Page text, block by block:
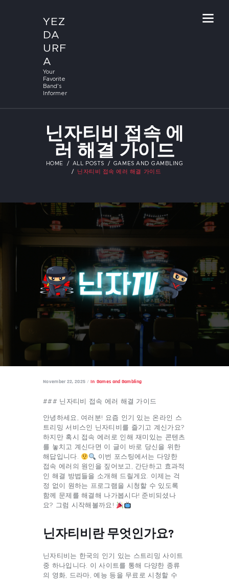
YEZ
DA
URF
A
Your
Favorite
Band's
Informer
닌자티비 접속 에
러 해결 가이드
HOME ALL POSTS
GAMES AND GAMBLING
닌자티비 접속 에러 해결 가이드
November 22, 2025 In Games and Gambling
### 닌자티비 접속 에러 해결 가이드
안녕하세요, 여러분! 요즘 인기 있는 온라인 스
트리밍 서비스인 닌자티비를 즐기고 계신가요?
하지만 혹시 접속 에러로 인해 재미있는 콘텐츠
를 놓치고 계신다면 이 글이 바로 당신을 위한
해답입니다.
이번 포스팅에서는 다양한
접속 에러의 원인을 짚어보고, 간단하고 효과적
인 해결 방법들을 소개해 드릴게요. 이제는 걱
정 없이 원하는 프로그램을 시청할 수 있도록
함께 문제를 해결해 나가봅시다! 준비되셨나
요? 그럼 시작해볼까요!
닌자티비란 무엇인가요?
닌자티비는 한국의 인기 있는 스트리밍 사이트
중 하나입니다. 이 사이트를 통해 다양한 종류
의 영화, 드라마, 예능 등을 무료로 시청할 수